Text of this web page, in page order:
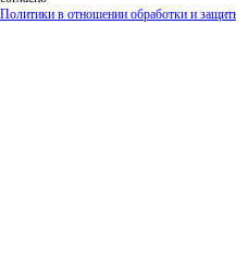
Политики в отношении обработки и